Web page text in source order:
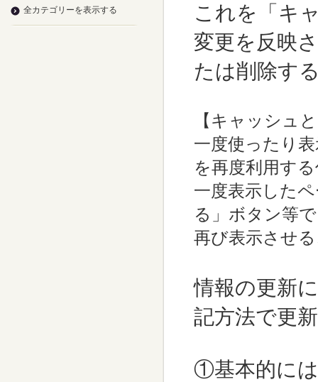
これを「キ
変更を反映
たは削除す
【キャッシュ
一度使ったり
を再度利用す
一度表示した
る」ボタン等
再び表示させ
情報の更新
記方法で更
①基本的に
全カテゴリーを表示する